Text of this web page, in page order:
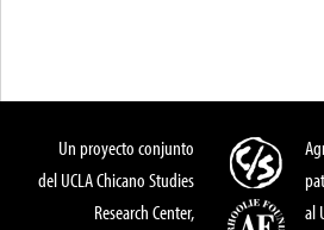
Un proyecto conjunto
del UCLA Chicano Studies
Research Center,
al